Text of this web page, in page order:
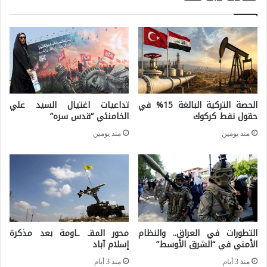
ث
:
ل
م
س
ي
ا
ت
م
م
ة
ف
ي
ه
و
ن
و
ن
الحصة التركية البالغة 15% في
حقول نفط كركوك
منذ يومين
تداعيات اغتيال السيد علي
الخامنئي “قدس سره”
منذ يومين
التطورات في العراق.. والنظام
الأمني في “الشرق الأوسط”
منذ 3 أيام
محور المقـ ـاومة بعد مذكرة
إسلام آباد
منذ 3 أيام